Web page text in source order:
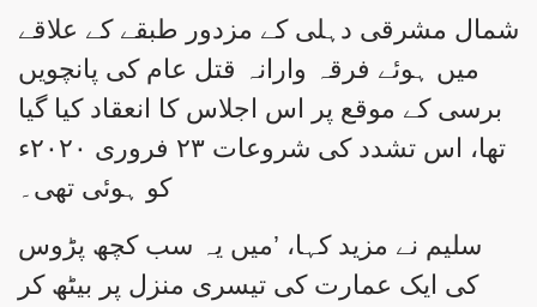
شمال مشرقی دہلی کے مزدور طبقے کے علاقے
میں ہوئے فرقہ وارانہ قتل عام کی پانچویں
برسی کے موقع پر اس اجلاس کا انعقاد کیا گیا
تھا، اس تشدد کی شروعات ۲۳ فروری ۲۰۲۰ء
کو ہوئی تھی۔
سلیم نے مزید کہا، ’میں یہ سب کچھ پڑوس
کی ایک عمارت کی تیسری منزل پر بیٹھ کر